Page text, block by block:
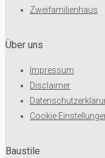
Zweifamilienhaus
Baustile
Über uns
Impressum
Disclaimer
Cookie